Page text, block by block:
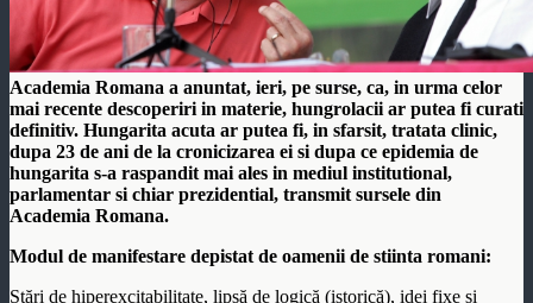
Academia Romana a anuntat, ieri, pe surse, ca, in urma celor
mai recente descoperiri in materie, hungrolacii ar putea fi curati
definitiv. Hungarita acuta ar putea fi, in sfarsit, tratata clinic,
dupa 23 de ani de la cronicizarea ei si dupa ce epidemia de
hungarita s-a raspandit mai ales in mediul institutional,
parlamentar si chiar prezidential, transmit sursele din
Academia Romana.
Modul de manifestare depistat de oamenii de stiinta romani:
Stări de hiperexcitabilitate, lipsă de logică (istorică), idei fixe și